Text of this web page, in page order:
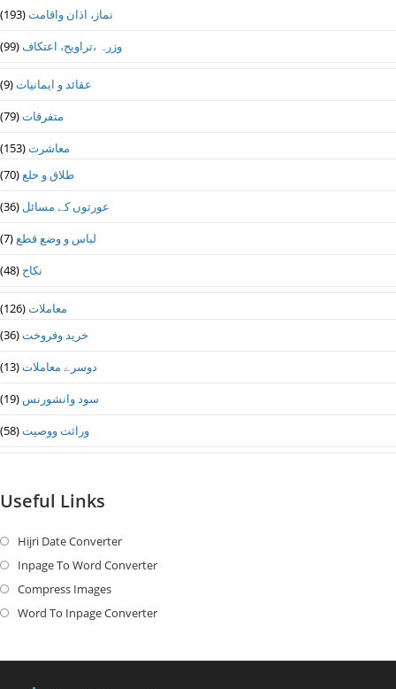
نماز، اذان واقامت(193)
وزرہ ،تراويح، اعتكاف(99)
عقائد و ایمانیات(9)
متفرقات(79)
معاشرت(153)
طلاق و خلع(70)
عورتوں کے مسائل (36)
لباس و وضع قطع(7)
نکاح (48)
معاملات(126)
خرید وفروخت(36)
دوسرے معاملات(13)
سود وانشورنس (19)
وراثت ووصيت(58)
Useful Links
Hijri Date ConverterOpens
in
new
Inpage To Word ConverterOpens
a
Compress ImagesOpens
in
Word To Inpage ConverterOpens
a